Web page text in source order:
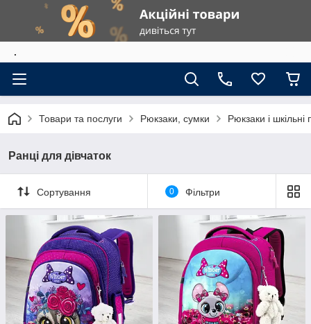
.
Товари та послуги Рюкзаки, сумки Рюкзаки і шкільні
Ранці для дівчаток
Сортування 0 Фільтри